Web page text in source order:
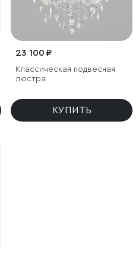
23 100 ₽
Классическая подвесная
люстра
КУПИТЬ